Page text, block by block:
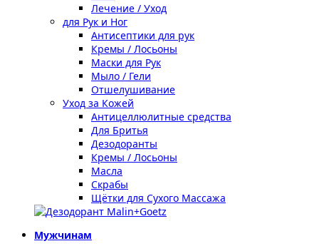
Лечение / Уход
для Рук и Ног
Антисептики для рук
Кремы / Лосьоны
Маски для Рук
Мыло / Гели
Отшелушивание
Уход за Кожей
Антицеллюлитные средства
Для Бритья
Дезодоранты
Кремы / Лосьоны
Масла
Скрабы
Щётки для Сухого Массажа
Мужчинам